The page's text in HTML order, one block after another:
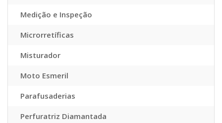
Medição e Inspeção
Microrretíficas
Misturador
Moto Esmeril
Parafusaderias
Perfuratriz Diamantada